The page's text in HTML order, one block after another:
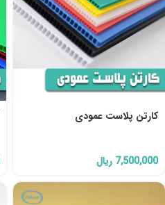
کارتن پلاست عمودی
7,500,000 ریال